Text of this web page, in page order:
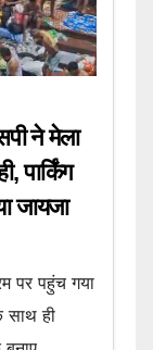
ने मेला
पार्किंग
जायजा
पर पहुंच गया
साथ ही